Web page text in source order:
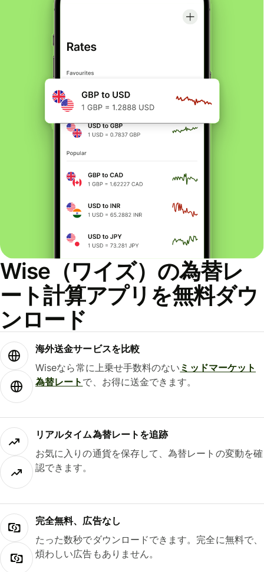
Wise（ワイズ）の為替レ
ート計算アプリを無料ダウ
ンロード
海外送金サービスを比較
Wiseなら常に上乗せ手数料のない ミッドマーケット
為替レート で、お得に送金できます。
リアルタイム為替レートを追跡
お気に入りの通貨を保存して、為替レートの変動を確
認できます。
完全無料、広告なし
たった数秒でダウンロードできます。完全に無料で、
煩わしい広告もありません。